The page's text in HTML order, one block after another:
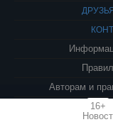
Авторам и
16+